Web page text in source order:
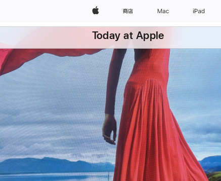
Apple 商店 Mac iPad
Today at Apple